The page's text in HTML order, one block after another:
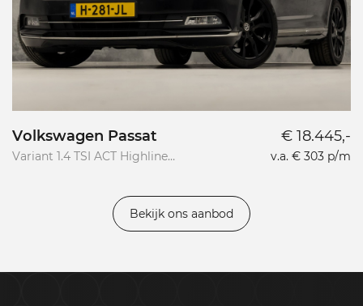
Volkswagen Passat
Variant 1.4 TSI ACT Highline
€ 18.445,-
v.a. € 303 p/m
Bekijk ons aanbod